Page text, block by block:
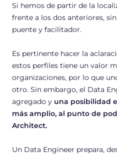
Si hemos de partir de la
frente a los dos anteriores,
puente y facilitador.
Es pertinente hacer la
estos perfiles tiene un valor
organizaciones, por lo que
otro. Sin embargo, el Data
agregado y una posibilidad
más amplio, al punto de
Architect.
Un Data Engineer prepara,